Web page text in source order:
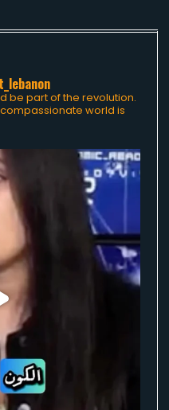
be part of the revolution.
world is